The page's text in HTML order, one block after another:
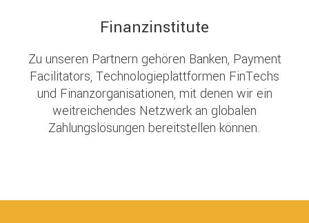
Finanzinstitute
Zu unseren Partnern gehören Banken, Payment
Facilitators, Technologieplattformen FinTechs
und Finanzorganisationen, mit denen wir ein
weitreichendes Netzwerk an globalen
Zahlungslösungen bereitstellen können.